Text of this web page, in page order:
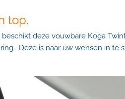
top.
deze vouwbare Koga
Deze is naar uw wensen in te